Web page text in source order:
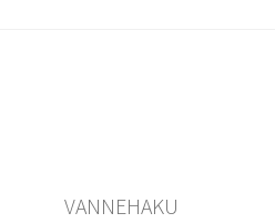
VANNEHAKU